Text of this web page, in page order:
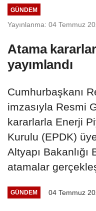
GÜNDEM
Yayınlanma: 04 Temmuz
Atama
yayımlandı
Cumhurbaşkanı
imzasıyla Resmi
kararlarla Enerji
Kurulu (EPDK)
Altyapı Bakanlığı
atamalar
GÜNDEM 04 Temmuz